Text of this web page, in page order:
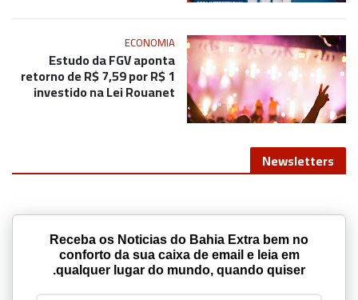
ECONOMIA
Estudo da FGV aponta
retorno de R$ 7,59 por R$ 1
investido na Lei Rouanet
Newsletters
Receba os Noticias do Bahia Extra bem no
conforto da sua caixa de email e leia em
qualquer lugar do mundo, quando quiser.